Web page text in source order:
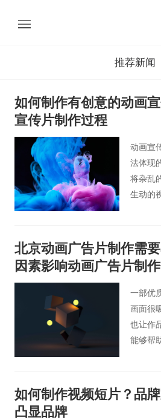
推荐新闻
如何制作有创意的动画
宣传片制作过程
动画宣
法体现
将杂乱
生动的
畅，
听觉
住观众
北京动画广告片制作需
因素影响动画广告片制
一部优
画面很
也让作
能够帮
花谷
北京进
如何制作视频短片？品
凸显品牌